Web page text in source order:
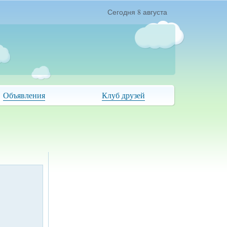
Сегодня 8 августа
Объявления Клуб друзей